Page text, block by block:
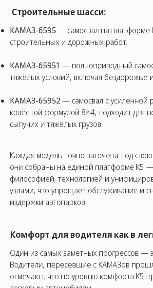
Строительные шасси:
КАМАЗ-6595 — самосвал на платформе
строительных и дорожных работ.
КАМАЗ-65951 — полноприводный
тяжёлых условий, включая бездорожье
КАМАЗ-65952— самосвал с усиленной
колёсной формулой 8×4, подходит для
сыпучих и тяжёлых грузов.
Каждая модель точно заточена под
они собраны на единой платформе К5
философией, технологией и
узлами, что упрощает обслуживание и
издержки автопарков.
Комфорт для водителя как в
Один из самых заметных прогрессов —
Водители, пересевшие с КАМАЗов
отмечают, что по уровню комфорта К5